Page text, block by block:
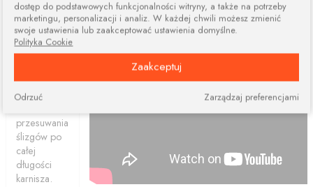
dwóch lub
więcej
elementów.
Połączone
ciągle dają
nam
przesuwania
ślizgów po
całej
długości
karnisza.
dostęp do podstawowych funkcjonalności witryny, a także na potrzeby
marketingu, personalizacji i analiz. W każdej chwili możesz zmienić
swoje ustawienia lub zaakceptować ustawienia domyślne.
Polityka Cookie
Zaakceptuj
Zarządzaj preferencjami
Odrzuć